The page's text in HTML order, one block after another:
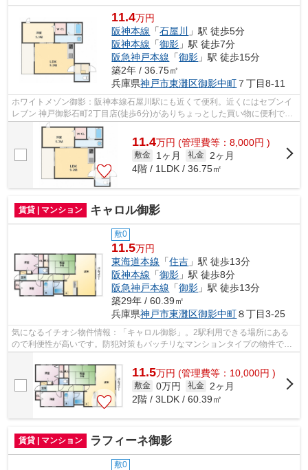
11.4万円
阪神本線 「石屋川
」駅 徒歩5分
阪神本線 「御影 」駅 徒歩7分
阪急神戸本線 「御影 」駅 徒歩15分
築2年 / 36.75㎡
兵庫県神戸市東灘区御影中町 ７丁目8-11
ホワイトメゾン御影：阪神本線石屋川駅にも近くて便利。近くにはセブンイ
レブン 神戸御影石町2丁目店(徒歩6分)がありちょっとした買い物に便利で
す。朝に慌てることなく行動するために...
11.4万円 (管理費等：8,000円 )
敷金 1ヶ月 礼金
2ヶ月
4階 / 1LDK / 36.75㎡
賃貸 | マンション キャロル御影
敷0
11.5万円
東海道本線 「住吉 」駅 徒歩13分
阪神本線 「御影 」駅 徒歩8分
阪急神戸本線 「御影 」駅 徒歩13分
築29年 / 60.39㎡
兵庫県神戸市東灘区御影中町８丁目3-25
気になるイチオシ物件情報：「キャロル御影」。2駅利用できる場所にある
ので利便性が高いです。防犯対策もバッチリなマンションタイプの物件で
11.5万円 (管理費等：10,000円 )
敷金 0万円 礼金
2ヶ月
2階 / 3LDK / 60.39㎡
賃貸 | マンション ラフィーネ御影
敷0